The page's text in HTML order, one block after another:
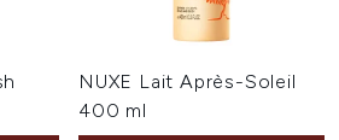
NUXE Lait Après-Soleil
400 ml